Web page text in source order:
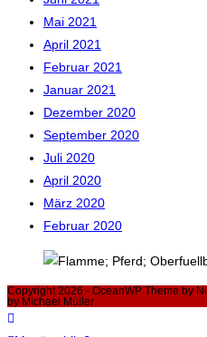
Mai 2021
April 2021
Februar 2021
Januar 2021
Dezember 2020
September 2020
Juli 2020
April 2020
März 2020
Februar 2020
Copyright 2026 - OceanWP Theme by
by Michael Müller